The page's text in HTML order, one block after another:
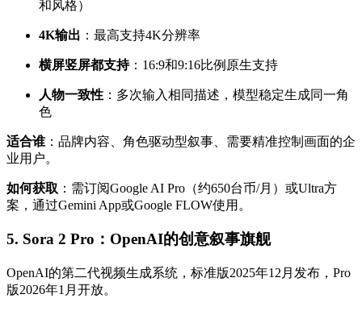
和风格）
4K输出 ：最高支持4K分辨率
横屏竖屏都支持：16:9和9:16比例原生支持
人物一致性 ：多次输入相同描述，模型稳定生成同一角
色
适合谁 ：品牌内容、角色驱动型叙事、需要精准控制画面的企
业用户。
如何获取 ：需订阅Google AI Pro（约650台币/月）或Ultra方
案，通过Gemini App或Google FLOW使用。
5. Sora 2 Pro：OpenAI的创意叙事旗舰
OpenAI的第二代视频生成系统，标准版2025年12月发布，Pro
版2026年1月开放。